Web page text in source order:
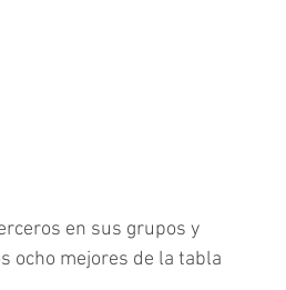
en sus grupos y
ocho mejores de la tabla